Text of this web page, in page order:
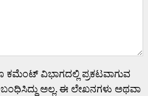
ಕಮೆಂಟ್ ವಿಭಾಗದಲ್ಲಿ ಪ್ರಕಟವಾಗುವ
ಅಲ್ಲ. ಈ ಲೇಖನಗಳು ಅಥವಾ